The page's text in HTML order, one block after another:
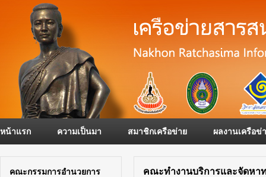
หน้าแรก ความเป็นมา สมาชิกเครือข่าย ผลงานเครือข่
คณะกรรมการอำนวยการ
คณะทำงานบริการและจัดหา